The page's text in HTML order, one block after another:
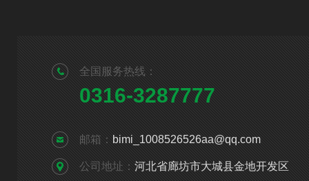
全国服务热线：
0316-3287777
邮箱： bimi_1008526526aa@qq.com
公司地址： 河北省廊坊市大城县金地开发区